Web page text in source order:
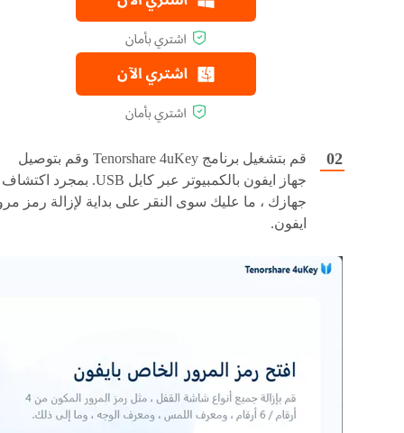
قم بتشغيل برنامج Tenorshare 4uKey وقم بتوصيل
جهاز ايفون بالكمبيوتر عبر كابل USB. بمجرد اكتشاف
جهازك ، ما عليك سوى النقر على بداية لإزالة رمز
ايفون.